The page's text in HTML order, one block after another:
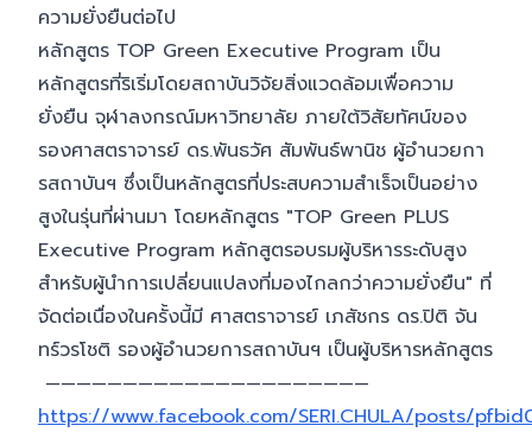
ความยั่งยืนต่อไป
หลักสูตร TOP Green Executive Program เป็น
หลักสูตรที่ริเริ่มโดยสถาบันวิจัยสิ่งแวดล้อมเพื่อความ
ยั่งยืน จุฬาลงกรณ์มหาวิทยาลัย ภายใต้วิสัยทัศน์ของ
รองศาสตราจารย์ ดร.พันธวัศ สัมพันธ์พานิช ผู้อำนวยกา
รสถาบันฯ ซึ่งเป็นหลักสูตรที่ประสบความสำเร็จเป็นอย่าง
สูงในรุ่นที่ผ่านมา โดยหลักสูตร "TOP Green PLUS
Executive Program หลักสูตรอบรมผู้บริหารระดับสูง
สำหรับผู้นำการเปลี่ยนแปลงที่มองไกลกว่าความยั่งยืน" ที่
จัดต่อเนื่องในครั้งนี้มี ศาสตราจารย์ เภสัชกร ดร.ปิติ จัน
ทร์วรโชติ รองผู้อำนวยการสถาบันฯ เป็นผู้บริหารหลักสูตร
—————————————————————
https://www.facebook.com/SERI.CHULA/posts/